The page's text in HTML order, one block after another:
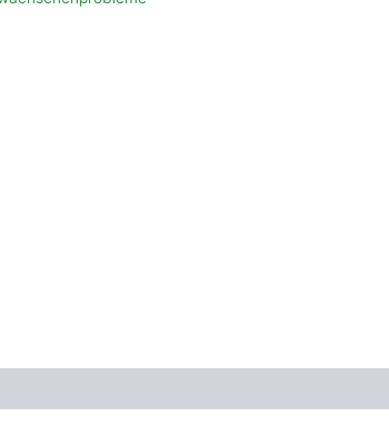
:
est :